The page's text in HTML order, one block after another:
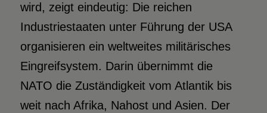
wird, zeigt eindeutig: Die reichen
Industriestaaten unter Führung der USA
organisieren ein weltweites militärisches
Eingreifsystem. Darin übernimmt die
NATO die Zuständigkeit vom Atlantik bis
weit nach Afrika, Nahost und Asien. Der